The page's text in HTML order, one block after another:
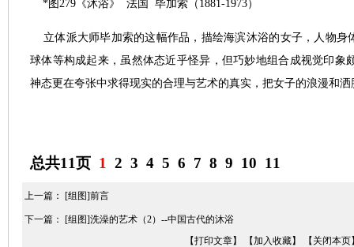
*图279《沐浴》 法国 毕加索（1881-1973）
立体派大师毕加索的这幅作品，描绘海滨沐浴的女子，人物身
球体等构成起来，虽然体态近乎怪异，但巧妙地组合成视觉印象
神态更在夸张中求得现实的合理与艺术的真实，把女子的浪漫和
总共11页 1 2 3 4 5 6 7 8 9 10 11
上一篇： [组图]前言
下一篇： [组图]洗澡的艺术（2）--中国古代的沐浴
【打印文章】
【加入收藏】 【关闭本页